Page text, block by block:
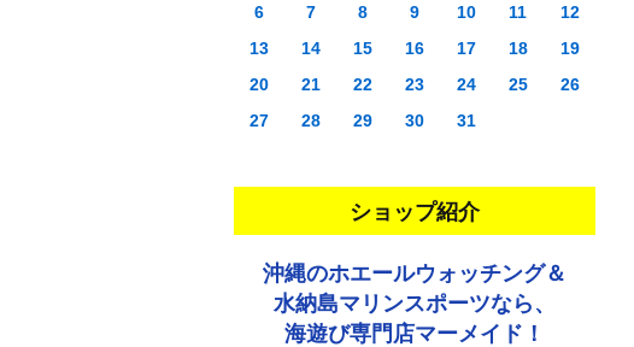
6
7 8 9 10 11
12
13
14 15 16 17 18
19
20
21 22 23 24 25
26
27
28 29 30 31
ショップ紹介
沖縄のホエールウォッチング＆
水納島マリンスポーツなら、
海遊び専門店マーメイド！